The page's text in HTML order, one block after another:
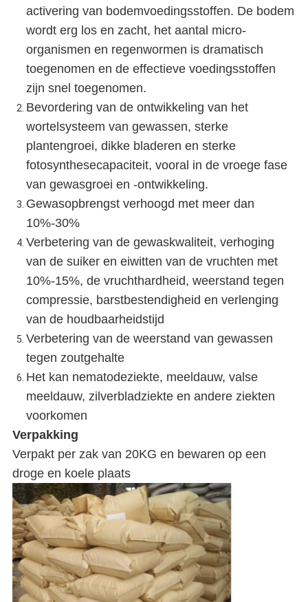
activering van bodemvoedingsstoffen. De bodem
wordt erg los en zacht, het aantal micro-
organismen en regenwormen is dramatisch
toegenomen en de effectieve voedingsstoffen
zijn snel toegenomen.
Bevordering van de ontwikkeling van het
wortelsysteem van gewassen, sterke
plantengroei, dikke bladeren en sterke
fotosynthesecapaciteit, vooral in de vroege fase
van gewasgroei en -ontwikkeling.
Gewasopbrengst verhoogd met meer dan
10%-30%
Verbetering van de gewaskwaliteit, verhoging
van de suiker en eiwitten van de vruchten met
10%-15%, de vruchthardheid, weerstand tegen
compressie, barstbestendigheid en verlenging
van de houdbaarheidstijd
Verbetering van de weerstand van gewassen
tegen zoutgehalte
Het kan nematodeziekte, meeldauw, valse
meeldauw, zilverbladziekte en andere ziekten
voorkomen
Verpakking
Verpakt per zak van 20KG en bewaren op een
droge en koele plaats